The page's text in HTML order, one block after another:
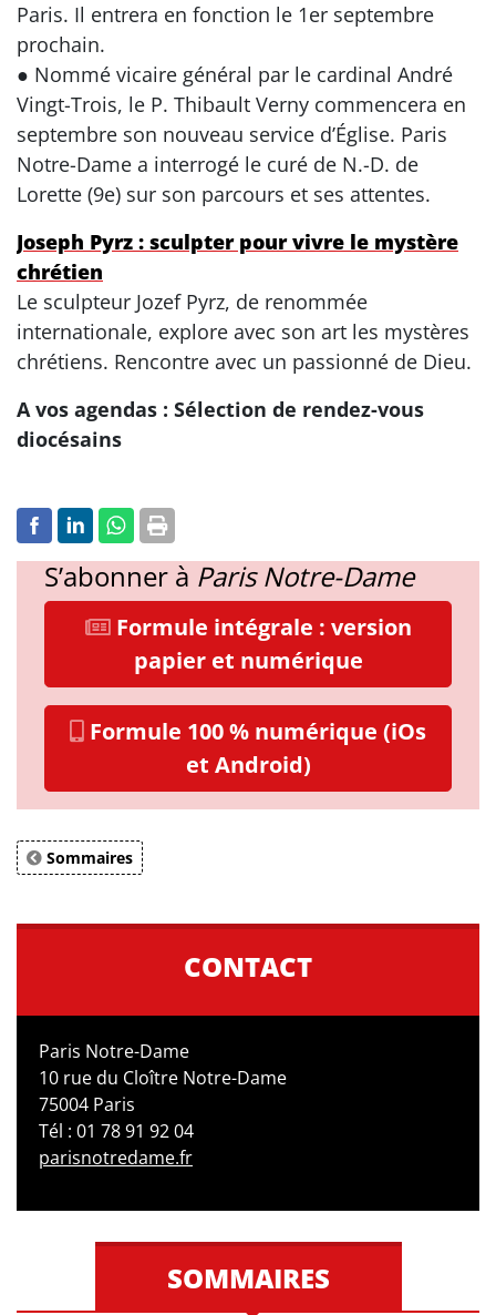
Paris. Il entrera en fonction le 1er septembre
prochain.
● Nommé vicaire général par le cardinal André
Vingt-Trois, le P. Thibault Verny commencera en
septembre son nouveau service d’Église. Paris
Notre-Dame a interrogé le curé de N.-D. de
Lorette (9e) sur son parcours et ses attentes.
Joseph Pyrz : sculpter pour vivre le mystère
chrétien
Le sculpteur Jozef Pyrz, de renommée
internationale, explore avec son art les mystères
chrétiens. Rencontre avec un passionné de Dieu.
A vos agendas : Sélection de rendez-vous
diocésains
S’abonner à Paris Notre-Dame
Formule intégrale : version
papier et numérique
Formule 100 % numérique (iOs
et Android)
Sommaires
CONTACT
Paris Notre-Dame
10 rue du Cloître Notre-Dame
75004 Paris
Tél : 01 78 91 92 04
parisnotredame.fr
SOMMAIRES